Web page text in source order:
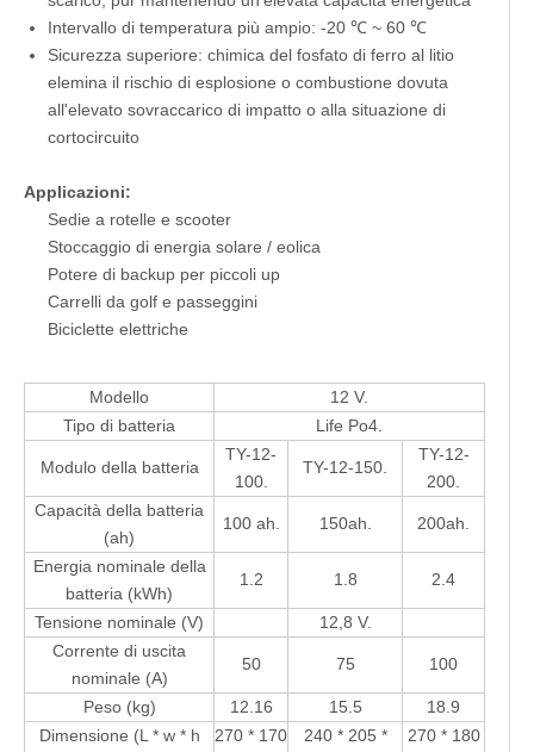
Intervallo di temperatura più ampio: -20 ℃ ~ 60 ℃
Sicurezza superiore: chimica del fosfato di ferro al litio
elemina il rischio di esplosione o combustione dovuta
all'elevato sovraccarico di impatto o alla situazione di
cortocircuito
Applicazioni:
Sedie a rotelle e scooter
Stoccaggio di energia solare / eolica
Potere di backup per piccoli up
Carrelli da golf e passeggini
Biciclette elettriche
Modello
12 V.
Tipo di batteria
Life Po4.
Modulo della batteria
TY-12-
100.
TY-12-150.
TY-12-
200.
Capacità della batteria
(ah)
100 ah. 150ah. 200ah.
Energia nominale della
batteria (kWh)
1.2 1.8 2.4
Tensione nominale (V)
12,8 V.
Corrente di uscita
nominale (A)
50 75 100
Peso (kg) 12.16 15.5
18.9
Dimensione (L * w * h
270 * 170
240 * 205 *
270 * 180